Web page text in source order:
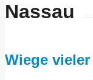
Nassau
Wiege